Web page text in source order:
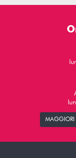
MAGGIORI